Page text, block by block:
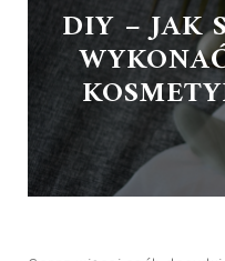
DIY – JAK